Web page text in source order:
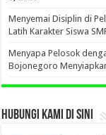
Menyemai Disiplin di
Latih Karakter Siswa
Menyapa Pelosok
Bojonegoro
HUBUNGI KAMI DI SINI